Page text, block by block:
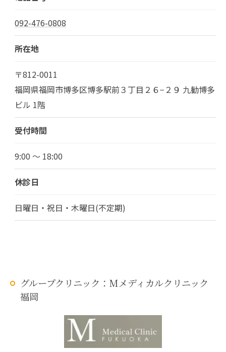
092-476-0808
所在地
〒812-0011
福岡県福岡市博多区博多駅前３丁目２６−２９ 九勧博多
ビル 1階
受付時間
9:00 ～ 18:00
休診日
日曜日・祝日・木曜日(不定期)
グループクリニック：Mメディカルクリニック
福岡